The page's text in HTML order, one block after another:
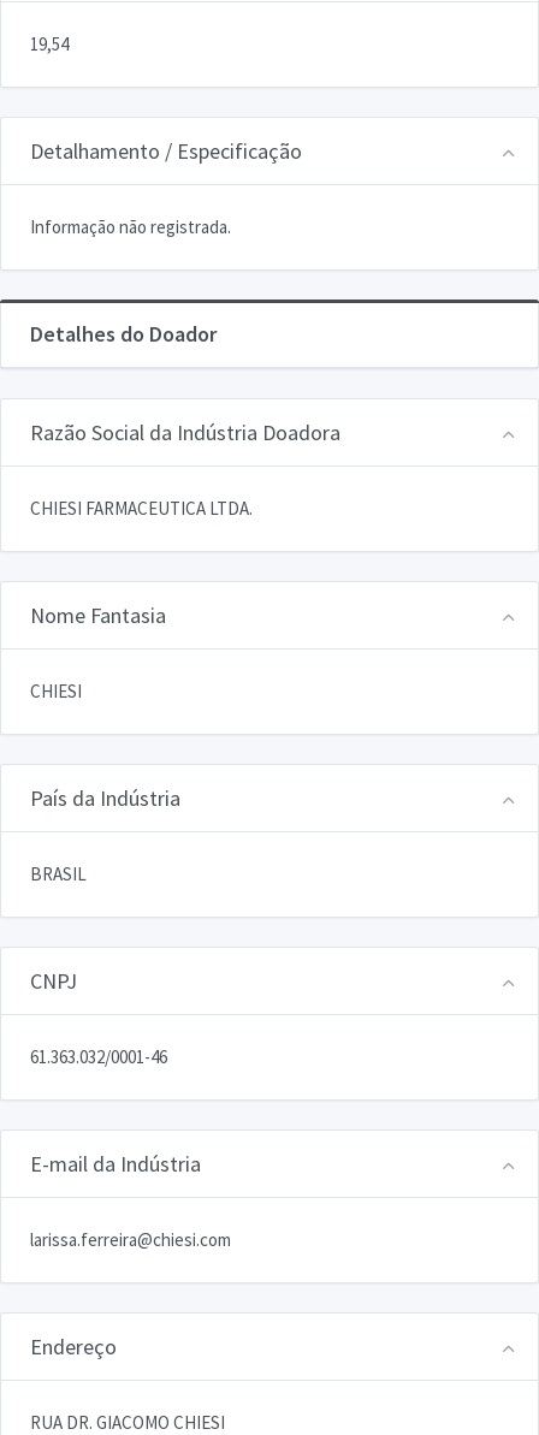
19,54
Detalhamento / Especificação
Informação não registrada.
Detalhes do Doador
Razão Social da Indústria Doadora
CHIESI FARMACEUTICA LTDA.
Nome Fantasia
CHIESI
País da Indústria
BRASIL
CNPJ
61.363.032/0001-46
E-mail da Indústria
larissa.ferreira@chiesi.com
Endereço
RUA DR. GIACOMO CHIESI